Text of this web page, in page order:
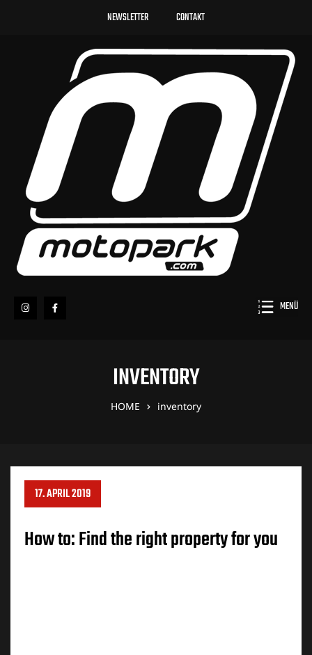
NEWSLETTER CONTAKT
MENÜ
INVENTORY
HOME inventory
How to: Find the right property for you
17. APRIL 2019